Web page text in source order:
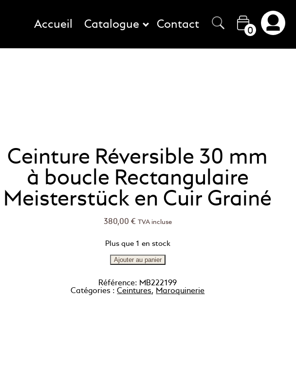
Accueil Catalogue Contact
0
Ceinture Réversible 30 mm
à boucle Rectangulaire
Meisterstück en Cuir Grainé
380,00 € TVA incluse
Plus que 1 en stock
Ajouter au panier
Référence: MB222199
Catégories :Ceintures, Maroquinerie